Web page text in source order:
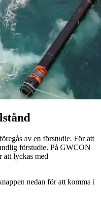
av en förstudie. För att
förstudie. På GWCON
att lyckas med
nedan för att komma i